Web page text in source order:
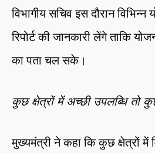
विभागीय सचिव इस दौरान
रिपोर्ट की जानकारी लेंगे ताकि
का पता चल सके।
कुछ क्षेत्रों में अच्छी उपलब्धि तो
मुख्यमंत्री ने कहा कि कुछ क्षेत्रों में